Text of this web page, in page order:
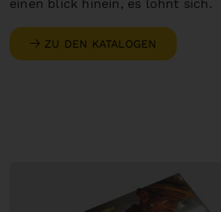
einen blick hinein, es lohnt sich.
ZU DEN KATALOGEN